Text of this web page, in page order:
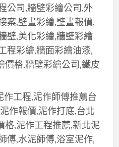
公司,牆壁彩繪公司,外
案,壁畫彩繪,璧畫報價,
壁,美化彩繪,牆壁彩繪
程彩繪,牆面彩繪油漆,
價格,牆壁彩繪公司,鐵皮
作工程,泥作師傅推薦台
作報價,泥作打底,台北
格,泥作工程推薦,新北泥
傅,水泥師傅,浴室泥作,